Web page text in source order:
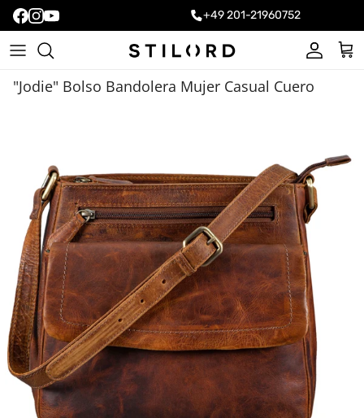
+49 201-21960752
Cuenta
"Jodie" Bolso Bandolera Mujer Casual Cuero